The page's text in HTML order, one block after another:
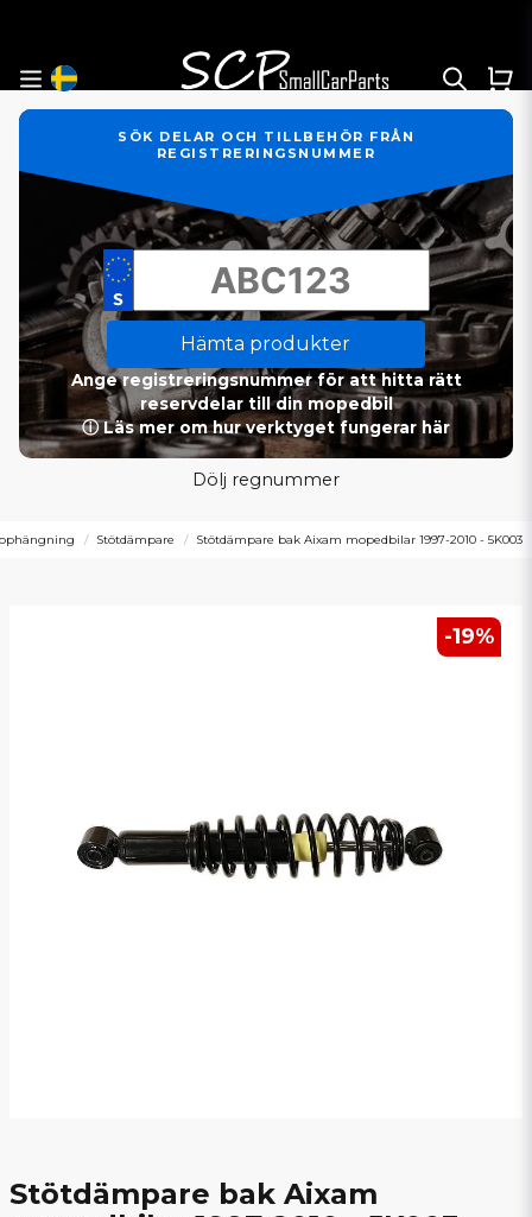
SÖK DELAR OCH TILLBEHÖR FRÅN
REGISTRERINGSNUMMER
Hämta produkter
Ange registreringsnummer för att hitta rätt
reservdelar till din mopedbil
ⓘ Läs mer om hur verktyget fungerar här
Dölj regnummer
Stötdämpare Stötdämpare bak Aixam mopedbilar 1997-2010 - 5K003
-19%
Stötdämpare bak Aixam